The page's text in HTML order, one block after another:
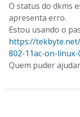
O status do dkms
apresenta erro.
Estou usando o
https://
802-11ac-on-
Quem puder